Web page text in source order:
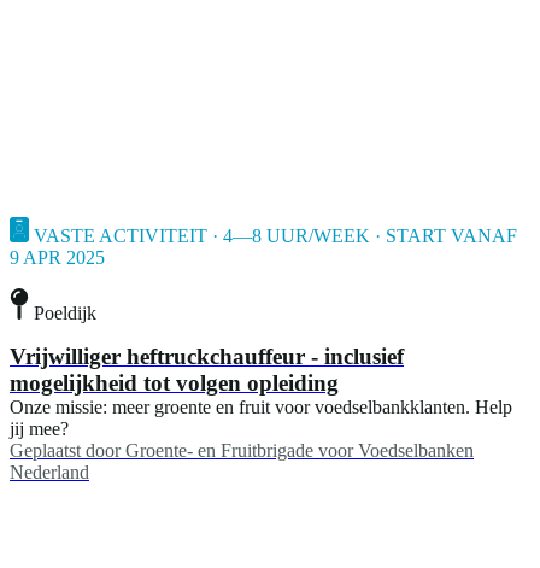
VASTE ACTIVITEIT · 4—8 UUR/WEEK · START VANAF
9 APR 2025
Poeldijk
Vrijwilliger heftruckchauffeur - inclusief
mogelijkheid tot volgen opleiding
Onze missie: meer groente en fruit voor voedselbankklanten. Help
jij mee?
Geplaatst door Groente- en Fruitbrigade voor Voedselbanken
Nederland